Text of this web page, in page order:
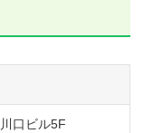
口ビル5F